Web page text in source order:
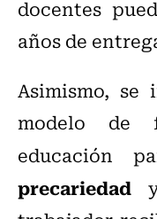
docentes
años de
Asimismo,
modelo de
educación
precariedad